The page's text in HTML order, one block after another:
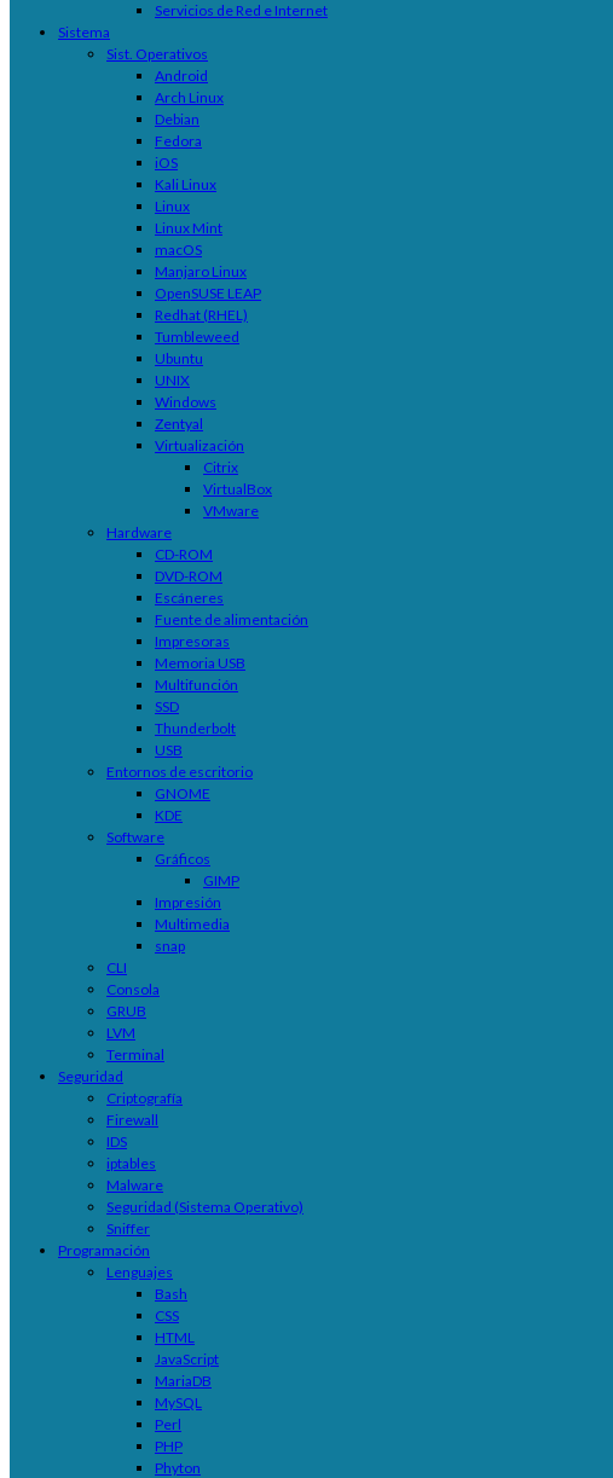
Servicios de Red e Internet
Sistema
Sist. Operativos
Android
Arch Linux
Debian
Fedora
iOS
Kali Linux
Linux
Linux Mint
macOS
Manjaro Linux
OpenSUSE LEAP
Redhat (RHEL)
Tumbleweed
Ubuntu
UNIX
Windows
Zentyal
Virtualización
Citrix
VirtualBox
VMware
Hardware
CD-ROM
DVD-ROM
Escáneres
Fuente de alimentación
Impresoras
Memoria USB
Multifunción
SSD
Thunderbolt
USB
Entornos de escritorio
GNOME
KDE
Software
Gráficos
GIMP
Impresión
Multimedia
snap
CLI
Consola
GRUB
LVM
Terminal
Seguridad
Criptografía
Firewall
IDS
iptables
Malware
Seguridad (Sistema Operativo)
Sniffer
Programación
Lenguajes
Bash
CSS
HTML
JavaScript
MariaDB
MySQL
Perl
PHP
Phyton